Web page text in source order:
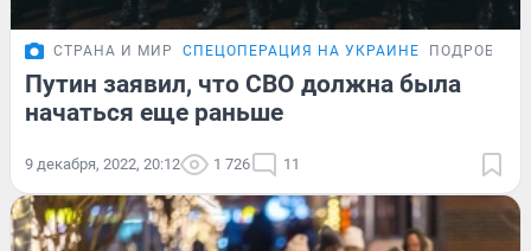
СТРАНА И МИР СПЕЦОПЕРАЦИЯ НА УКРАИНЕ
Путин заявил, что СВО должна была
начаться еще раньше
9 декабря, 2022, 20:12 1 726 11